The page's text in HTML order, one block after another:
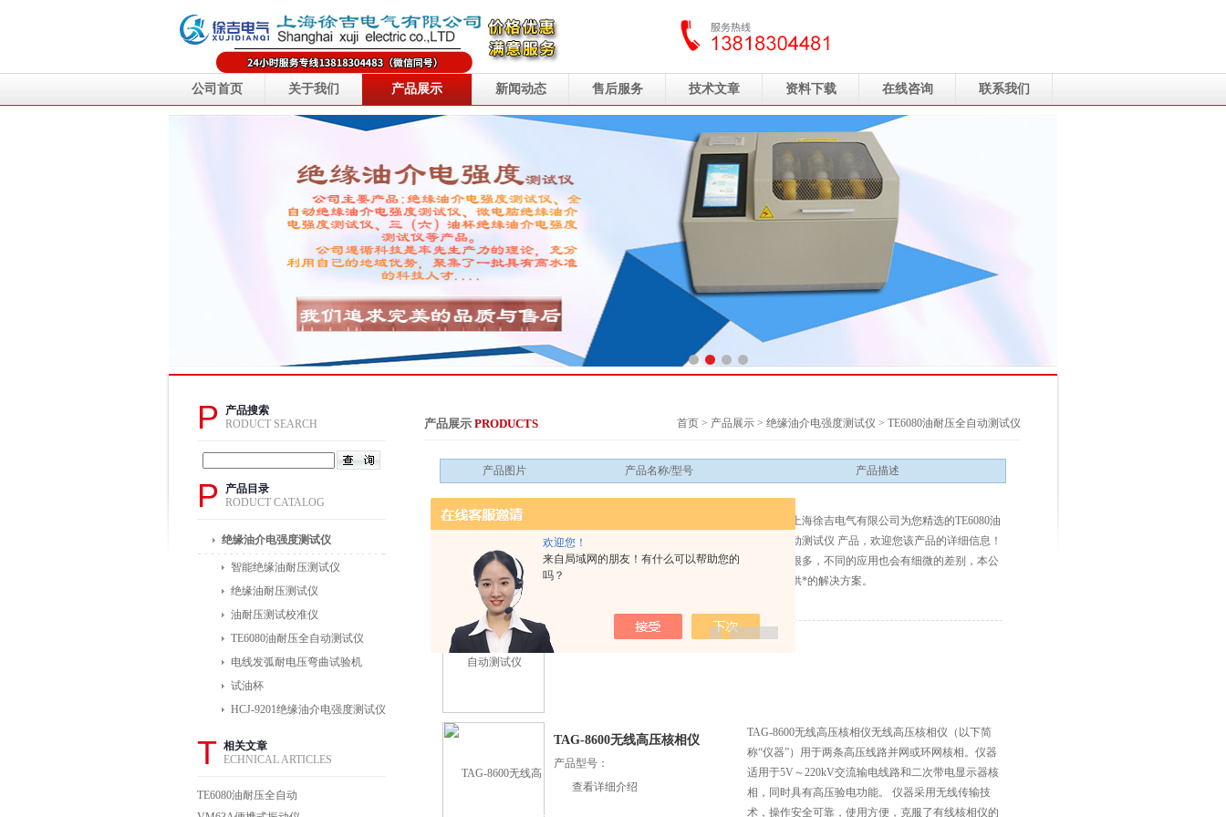
欢迎您！
来自局域网的朋友！有什么可以帮助您的
吗？
公司首页 关于我们 产品展示 新闻动态 售后服务 技术文章 资料下载 在线咨询 联系我们
P
产品搜索
RODUCT SEARCH
P
产品目录
RODUCT CATALOG
绝缘油介电强度测试仪
智能绝缘油耐压测试仪
绝缘油耐压测试仪
油耐压测试校准仪
TE6080油耐压全自动测试仪
电线发弧耐电压弯曲试验机
试油杯
HCJ-9201绝缘油介电强度测试仪
T 相关文章
ECHNICAL ARTICLES
TE6080油耐压全自动
产品展示 PRODUCTS 首页 > 产品展示 > 绝缘油介电强度测试仪 > TE6080油耐压全自动测试仪
产品图片 产品名称/型号 产品描述
TE6080油耐压全自动测试仪
产品型号：
本目录是上海徐吉电气有限公司为您精选的TE6080油
耐压全自动测试仪 产品，欢迎您该产品的详细信息！
的种类有很多，不同的应用也会有细微的差别，本公
司为您提供*的解决方案。
TAG-8600无线高压核相仪
产品型号：
查看详细介绍
TAG-8600无线高压核相仪无线高压核相仪（以下简
称“仪器”）用于两条高压线路并网或环网核相。仪器
适用于5V～220kV交流输电线路和二次带电显示器核
相，同时具有高压验电功能。 仪器采用无线传输技
术，操作安全可靠，使用方便，克服了有线核相仪的